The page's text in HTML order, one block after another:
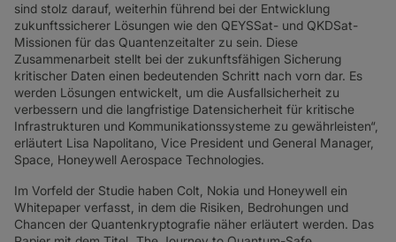
sind stolz darauf, weiterhin führend bei der Entwicklung
zukunftssicherer Lösungen wie den QEYSSat- und QKDSat-
Missionen für das Quantenzeitalter zu sein. Diese
Zusammenarbeit stellt bei der zukunftsfähigen Sicherung
kritischer Daten einen bedeutenden Schritt nach vorn dar. Es
werden Lösungen entwickelt, um die Ausfallsicherheit zu
verbessern und die langfristige Datensicherheit für kritische
Infrastrukturen und Kommunikationssysteme zu gewährleisten“,
erläutert Lisa Napolitano, Vice President und General Manager,
Space, Honeywell Aerospace Technologies.
Im Vorfeld der Studie haben Colt, Nokia und Honeywell ein
Whitepaper verfasst, in dem die Risiken, Bedrohungen und
Chancen der Quantenkryptografie näher erläutert werden. Das